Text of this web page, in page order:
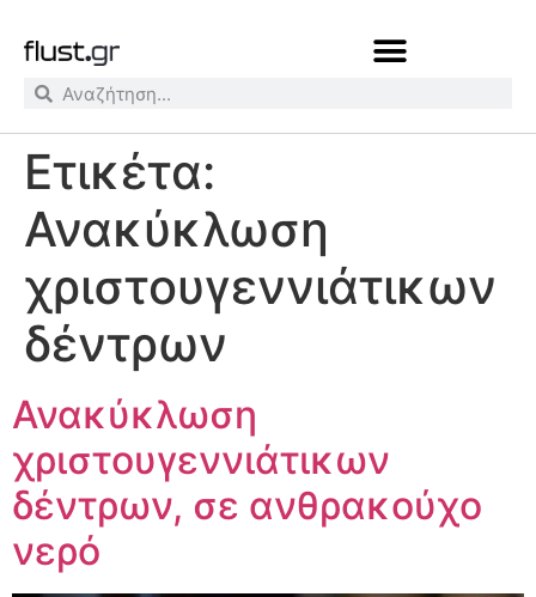
Ετικέτα:
Ανακύκλωση
χριστουγεννιάτικων
δέντρων
Ανακύκλωση
χριστουγεννιάτικων
δέντρων, σε ανθρακούχο
νερό